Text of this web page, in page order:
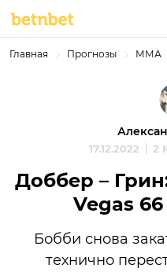
Главная Прогнозы ММА
17.12.2022 2
Доббер –
Vegas
Бобби снова
технично